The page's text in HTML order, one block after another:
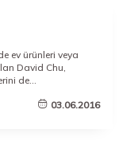
ev ürünleri veya
David Chu,
de
ve şık bir
etmektedir.03.06.2016